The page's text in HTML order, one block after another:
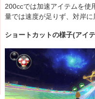
200ccでは加速アイテムを使
量では速度が足りず、対岸に
ショートカットの様子(アイ